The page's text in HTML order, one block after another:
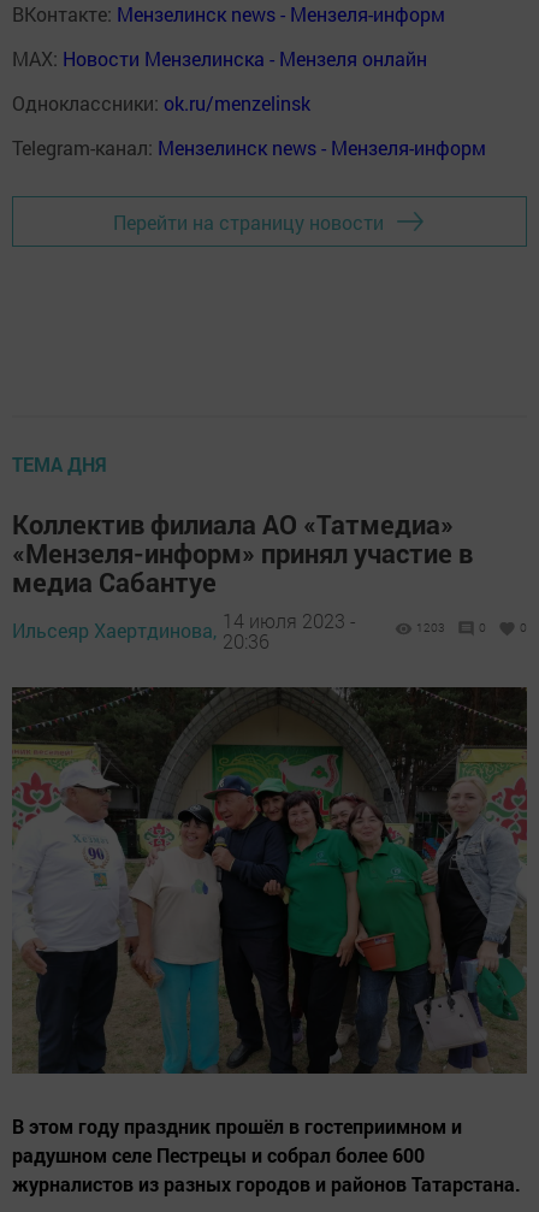
ВКонтакте: Мензелинск news - Мензеля-информ
MAX: Новости Мензелинска - Мензеля онлайн
Одноклассники: ok.ru/menzelinsk
Telegram-канал: Мензелинск news - Мензеля-информ
Перейти на страницу новости
ТЕМА ДНЯ
Коллектив филиала АО «Татмедиа»
«Мензеля-информ» принял участие в
медиа Сабантуе
Ильсеяр Хаертдинова, 14 июля 2023 -
20:36
1203 0 0
В этом году праздник прошёл в гостеприимном и
радушном селе Пестрецы и собрал более 600
журналистов из разных городов и районов Татарстана.